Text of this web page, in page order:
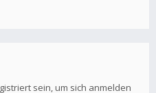
sein, um sich anmelden